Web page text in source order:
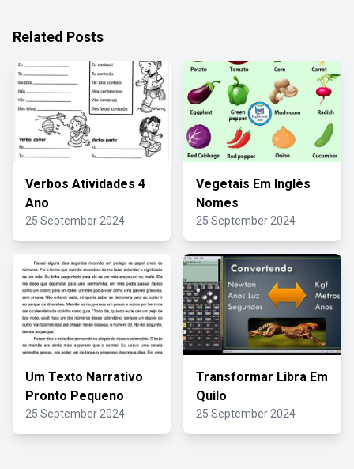
Related Posts
Verbos Atividades 4
Ano
25 September 2024
Vegetais Em Inglês
Nomes
25 September 2024
Um Texto Narrativo
Pronto Pequeno
25 September 2024
Transformar Libra Em
Quilo
25 September 2024